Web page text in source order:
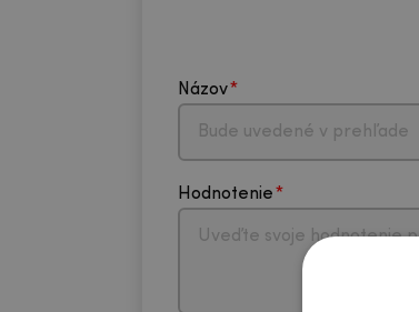
Názov
Hodnotenie